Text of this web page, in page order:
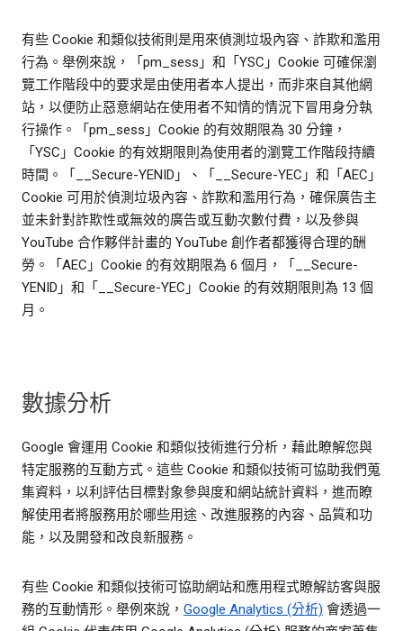
有些 Cookie 和類似技術則是用來偵測垃圾內容、詐欺和濫用
行為。舉例來說，「pm_sess」和「YSC」Cookie 可確保瀏
覽工作階段中的要求是由使用者本人提出，而非來自其他網
站，以便防止惡意網站在使用者不知情的情況下冒用身分執
行操作。「pm_sess」Cookie 的有效期限為 30 分鐘，
「YSC」Cookie 的有效期限則為使用者的瀏覽工作階段持續
時間。「__Secure-YENID」、「__Secure-YEC」和「AEC」
Cookie 可用於偵測垃圾內容、詐欺和濫用行為，確保廣告主
並未針對詐欺性或無效的廣告或互動次數付費，以及參與
YouTube 合作夥伴計畫的 YouTube 創作者都獲得合理的酬
勞。「AEC」Cookie 的有效期限為 6 個月，「__Secure-
YENID」和「__Secure-YEC」Cookie 的有效期限則為 13 個
月。
數據分析
Google 會運用 Cookie 和類似技術進行分析，藉此瞭解您與
特定服務的互動方式。這些 Cookie 和類似技術可協助我們蒐
集資料，以利評估目標對象參與度和網站統計資料，進而瞭
解使用者將服務用於哪些用途、改進服務的內容、品質和功
能，以及開發和改良新服務。
有些 Cookie 和類似技術可協助網站和應用程式瞭解訪客與服
務的互動情形。舉例來說， Google Analytics (分析) 會透過一